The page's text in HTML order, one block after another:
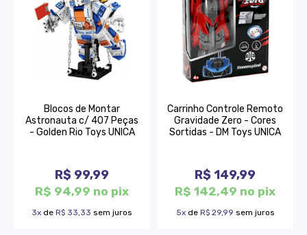
Blocos de Montar
Astronauta c/ 407 Peças
- Golden Rio Toys UNICA
R$ 99,99
R$ 94,99 no pix
3x de R$ 33,33 sem juros
Carrinho Controle Remoto
Gravidade Zero - Cores
Sortidas - DM Toys UNICA
R$ 149,99
R$ 142,49 no pix
5xde R$ 29,99 sem juros